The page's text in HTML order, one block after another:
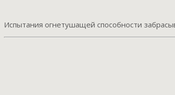
Испытания огнетушащей способности